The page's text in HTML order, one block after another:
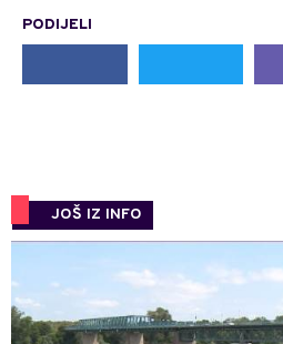
PODIJELI
JOŠ IZ INFO